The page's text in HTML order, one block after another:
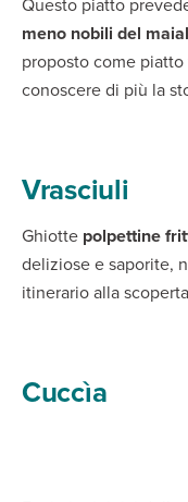
meno nobili del
proposto come
conoscere di più la
Vrasciuli
Ghiotte polpettine
deliziose e saporite,
itinerario alla
Cuccìa